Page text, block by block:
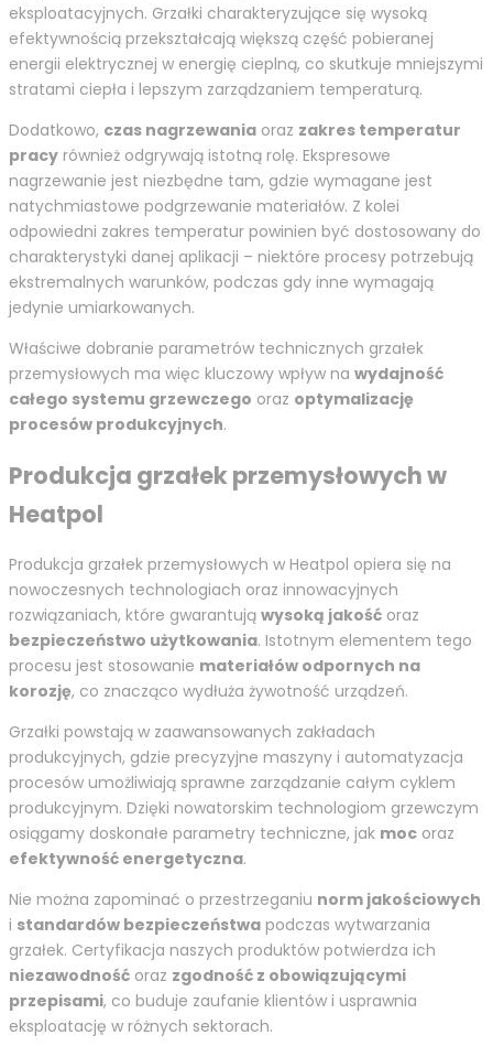
eksploatacyjnych. Grzałki charakteryzujące się wysoką
efektywnością przekształcają większą część pobieranej
energii elektrycznej w energię cieplną, co skutkuje mniejszymi
stratami ciepła i lepszym zarządzaniem temperaturą.
Dodatkowo, czas nagrzewania oraz zakres temperatur
pracy również odgrywają istotną rolę. Ekspresowe
nagrzewanie jest niezbędne tam, gdzie wymagane jest
natychmiastowe podgrzewanie materiałów. Z kolei
odpowiedni zakres temperatur powinien być dostosowany do
charakterystyki danej aplikacji – niektóre procesy potrzebują
ekstremalnych warunków, podczas gdy inne wymagają
jedynie umiarkowanych.
Właściwe dobranie parametrów technicznych grzałek
przemysłowych ma więc kluczowy wpływ na wydajność
całego systemu grzewczego oraz optymalizację
procesów produkcyjnych.
Produkcja grzałek przemysłowych w
Heatpol
Produkcja grzałek przemysłowych w Heatpol opiera się na
nowoczesnych technologiach oraz innowacyjnych
rozwiązaniach, które gwarantują wysoką jakość oraz
bezpieczeństwo użytkowania. Istotnym elementem tego
procesu jest stosowanie materiałów odpornych na
korozję, co znacząco wydłuża żywotność urządzeń.
Grzałki powstają w zaawansowanych zakładach
produkcyjnych, gdzie precyzyjne maszyny i automatyzacja
procesów umożliwiają sprawne zarządzanie całym cyklem
produkcyjnym. Dzięki nowatorskim technologiom grzewczym
osiągamy doskonałe parametry techniczne, jak moc oraz
efektywność energetyczna.
Nie można zapominać o przestrzeganiu norm jakościowych
i standardów bezpieczeństwa podczas wytwarzania
grzałek. Certyfikacja naszych produktów potwierdza ich
niezawodność oraz zgodność z obowiązującymi
przepisami, co buduje zaufanie klientów i usprawnia
eksploatację w różnych sektorach.